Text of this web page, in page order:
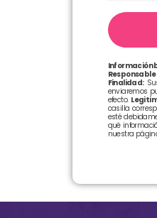
Información
Finalidad:
enviaremos
efecto.
casilla
esté
qué
nuestra